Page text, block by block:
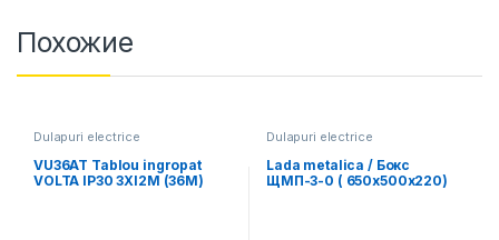
Похожие
Dulapuri electrice
VU36AT Tablou ingropat
VOLTA IP30 3XI2M (36M)
Dulapuri electrice
Lada metalica / Бокс
ЩМП-3-0 ( 650х500х220)